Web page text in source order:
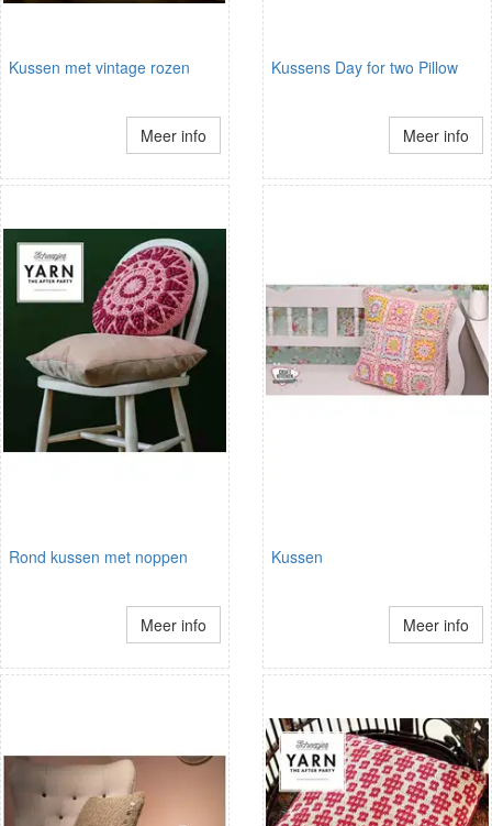
Kussen met vintage rozen
Meer info
Kussens Day for two Pillow
Meer info
Rond kussen met noppen
Meer info
Kussen
Meer info